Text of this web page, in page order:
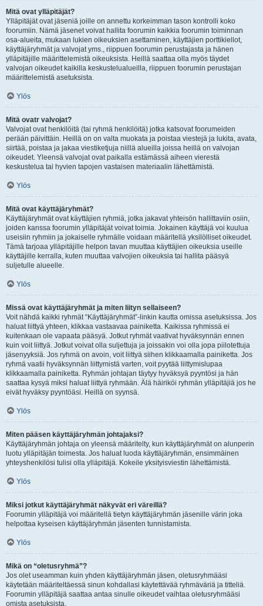
Mitä ovat ylläpitäjät?
Ylläpitäjät ovat jäseniä joille on annettu korkeimman tason kontrolli koko
foorumiin. Nämä jäsenet voivat hallita foorumin kaikkia foorumin toiminnan
osa-alueita, mukaan lukien oikeuksien asettaminen, käyttäjien porttikiellot,
käyttäjäryhmät ja valvojat yms., riippuen foorumin perustajasta ja hänen
ylläpitäjille määrittelemistä oikeuksista. Heillä saattaa olla myös täydet
valvojan oikeudet kaikilla keskustelualueilla, riippuen foorumin perustajan
määrittelemistä asetuksista.
Ylös
Mitä ovatr valvojat?
Valvojat ovat henkilöitä (tai ryhmä henkilöitä) jotka katsovat foorumeiden
perään päivittäin. Heillä on on valta muokata ja poistaa viestejä ja lukita, avata,
siirtää, poistaa ja jakaa viestiketjuja niillä alueilla joissa heillä on valvojan
oikeudet. Yleensä valvojat ovat paikalla estämässä aiheen vierestä
keskustelua tai hyvien tapojen vastaisen materiaalin lähettämistä.
Ylös
Mitä ovat käyttäjäryhmät?
Käyttäjäryhmät ovat käyttäjien ryhmiä, jotka jakavat yhteisön hallittaviin osiin,
joiden kanssa foorumin ylläpitäjät voivat toimia. Jokainen käyttäjä voi kuulua
useisiin ryhmiin ja jokaiselle ryhmälle voidaan määritellä yksilölliset oikeudet.
Tämä tarjoaa ylläpitäjille helpon tavan muuttaa käyttäjien oikeuksia useille
käyttäjille kerralla, kuten muuttaa valvojien oikeuksia tai hallita pääsyä
suljetulle alueelle.
Ylös
Missä ovat käyttäjäryhmät ja miten liityn sellaiseen?
Voit nähdä kaikki ryhmät “Käyttäjäryhmät”-linkin kautta omissa asetuksissa. Jos
haluat liittyä yhteen, klikkaa vastaavaa painiketta. Kaikissa ryhmissä ei
kuitenkaan ole vapaata pääsyä. Jotkut ryhmät vaativat hyväksynnän ennen
kuin voit liittyä. Jotkut voivat olla suljettuja ja joissakin voi olla jopa piilotettuja
jäsenyyksiä. Jos ryhmä on avoin, voit liittyä siihen klikkaamalla painiketta. Jos
ryhmä vaatii hyväksynnän liittymistä varten, voit pyytää liittymislupaa
klikkaamalla painiketta. Ryhmän johtajan täytyy hyväksyä pyyntösi ja hän
saattaa kysyä miksi haluat liittyä ryhmään. Älä häiriköi ryhmän ylläpitäjiä jos he
eivät hyväksy pyyntöäsi. Heillä on syynsä.
Ylös
Miten pääsen käyttäjäryhmän johtajaksi?
Käyttäjäryhmän johtaja on yleensä määritelty, kun käyttäjäryhmät on alunperin
luotu ylläpitäjän toimesta. Jos haluat luoda käyttäjäryhmän, ensimmäinen
yhteyshenkilösi tulisi olla ylläpitäjä. Kokeile yksityisviestin lähettämistä.
Ylös
Miksi jotkut käyttäjäryhmät näkyvät eri väreillä?
Foorumin ylläpitäjä voi määritellä tietyn käyttäjäryhmän jäsenille värin joka
helpottaa kyseisen käyttäjäryhmän jäsenten tunnistamista.
Ylös
Mikä on “oletusryhmä”?
Jos olet useamman kuin yhden käyttäjäryhmän jäsen, oletusryhmääsi
käytetään määriteltäessä sinun kohdallasi käytettävää ryhmäväriä ja titteliä.
Foorumin ylläpitäjä saattaa antaa sinulle oikeudet vaihtaa oletusryhmääsi
omista asetuksista.